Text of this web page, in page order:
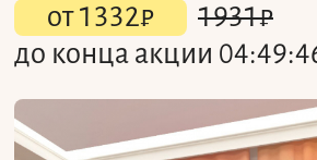
от1332₽ 1931₽
до конца акции